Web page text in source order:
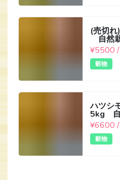
(売切
自然
¥5500
穀物
ハツシ
5kg 自
¥6600
穀物